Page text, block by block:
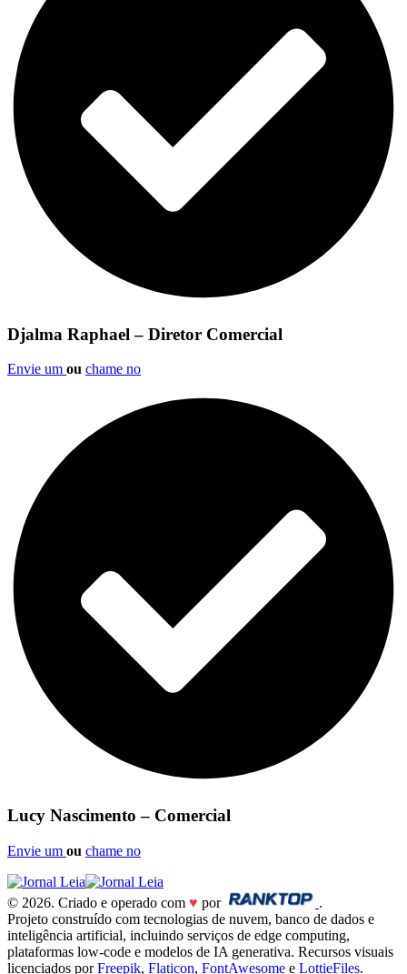
Djalma Raphael – Diretor Comercial
Envie um ou chame no
Lucy Nascimento – Comercial
Envie um ou chame no
© 2026. Criado e operado com ♥ por
.
Projeto construído com tecnologias de nuvem, banco de dados e
inteligência artificial, incluindo serviços de edge computing,
plataformas low-code e modelos de IA generativa. Recursos visuais
licenciados porFreepik, Flaticon, FontAwesome e LottieFiles.